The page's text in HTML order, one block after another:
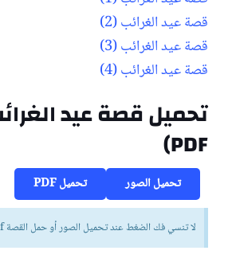
قصة عيد الغرائب (2)
قصة عيد الغرائب (3)
قصة عيد الغرائب (4)
تحميل قصة عيد
PDF)
تحميل الصور تحميل PDF
لا تنسي فك الضغط عند تحميل الصور أو حمل القصة pdf